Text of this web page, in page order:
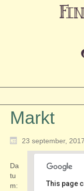
Markt
23 september, 2017
This page
Da
tu
m: